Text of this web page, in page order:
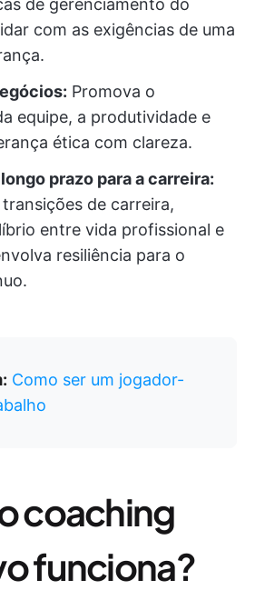
de gerenciamento do
com as exigências de uma
Promova o
equipe, a produtividade e
ética com clareza.
prazo para a carreira:
de carreira,
entre vida profissional e
resiliência para o
Como ser um jogador-
coaching
funciona?